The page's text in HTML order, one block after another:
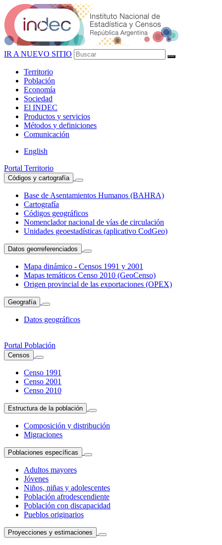
IR A NUEVO SITIO
Territorio
Población
Economía
Sociedad
El INDEC
Productos y servicios
Métodos y definiciones
Comunicación
English
Portal Territorio
Códigos y cartografía
Base de Asentamientos Humanos (BAHRA)
Cartografía
Códigos geográficos
Nomenclador nacional de vías de circulación
Unidades geoestadísticas (aplicativo CodGeo)
Datos georreferenciados
Mapa dinámico - Censos 1991 y 2001
Mapas temáticos Censo 2010 (GeoCenso)
Origen provincial de las exportaciones (OPEX)
Geografía
Datos geográficos
Portal Población
Censos
Censo 1991
Censo 2001
Censo 2010
Estructura de la población
Composición y distribución
Migraciones
Poblaciones específicas
Adultos mayores
Jóvenes
Niños, niñas y adolescentes
Población afrodescendiente
Población con discapacidad
Pueblos originarios
Proyecciones y estimaciones